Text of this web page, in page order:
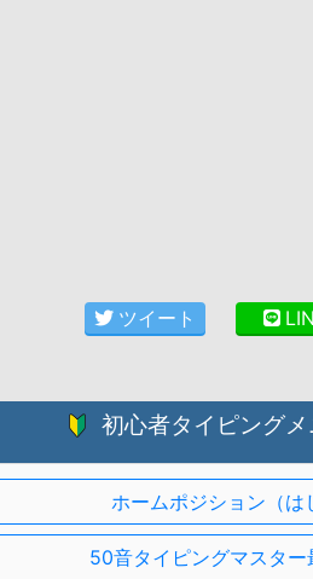
初心者タイピング
ホームポジション（は
50音タイピングマスター
ツイート